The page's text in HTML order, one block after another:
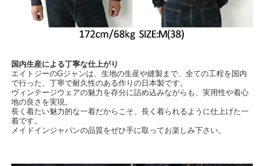
国内生産による丁寧な仕上がり
エイトジーのGジャンは、生地の生産や縫製まで、全ての工程を国内
で行った、丁寧で耐久性のある作りの日本製です。
ヴィンテージウェアの魅力を存分に詰め込みながらも、実用性や着心
地の良さを実現。
長く着たい魅力的な一着だからこそ、長く着られるように仕上げた一
着です。
メイドインジャパンの品質をぜひ手に取ってお楽しみ下さい。